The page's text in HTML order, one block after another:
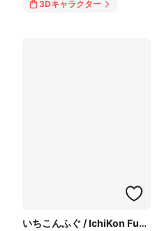
3Dキャラクター
いちこんふぐ / IchiKon Fugu